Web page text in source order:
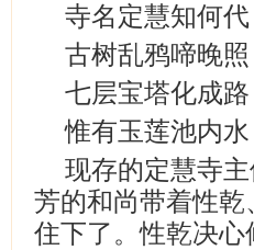
寺名定慧知何
古树乱鸦啼晚
七层宝塔化成
惟有玉莲池内
现存的定慧寺
芳的和尚带着性
住下了。性乾决